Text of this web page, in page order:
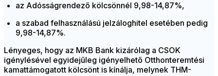
az Adósságrendező kölcsönnél 9,98-14,87%,
a szabad felhasználású jelzáloghitel esetében pedig
9,98-14,87%.
Lényeges, hogy az MKB Bank kizárólag a CSOK
igénylésével egyidejűleg igényelhető Otthonteremtési
kamattámogatott kölcsönt is kínálja, melynek THM-